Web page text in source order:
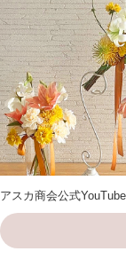
アスカ商会公式